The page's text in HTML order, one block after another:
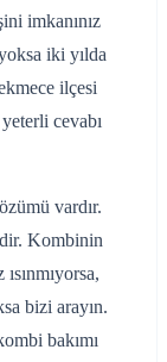
imkanınız
iki yılda
ilçesi
cevabı
vardır.
Kombinin
bizi arayın.
bakımı